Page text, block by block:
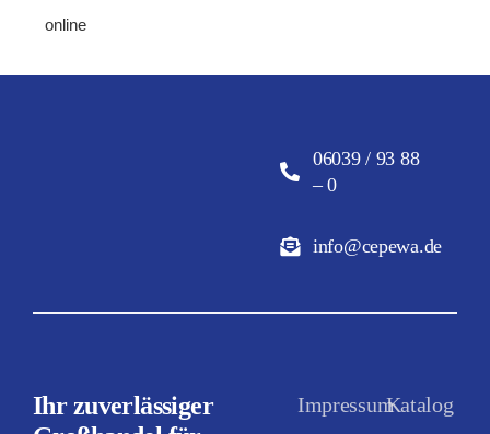
06039 / 93 88
– 0
info@cepewa.de
Ihr zuverlässiger
ImpressumKatalog